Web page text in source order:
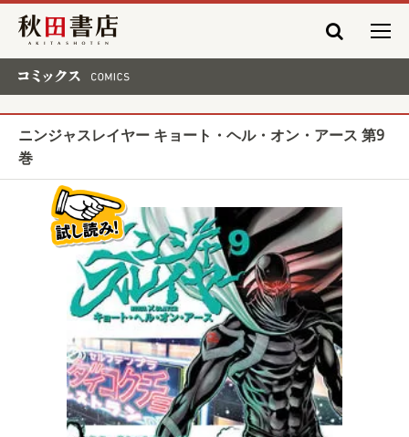
秋田書店
ニンジャスレイヤー キョート・ヘル・オン・アース 第9
巻